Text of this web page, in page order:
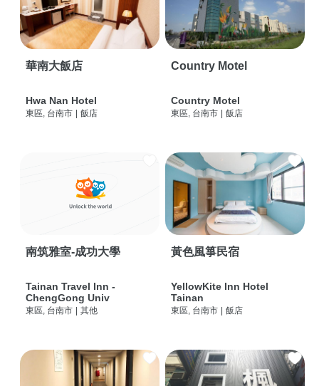
華南大飯店
Hwa Nan Hotel
東區, 台南市 | 飯店
Country Motel
Country Motel
東區, 台南市 | 飯店
南筑雅室-成功大學
Tainan Travel Inn -
ChengGong Univ
東區, 台南市 | 其他
黃色風箏民宿
YellowKite Inn Hotel
Tainan
東區, 台南市 | 飯店